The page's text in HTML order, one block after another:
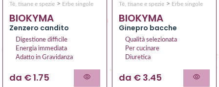
Tè, tisane e spezie > Erbe singole
BIOKYMA
Zenzero candito
Digestione difficile
Energia immediata
Adatto in Gravidanza
da € 1.75
Tè, tisane e spezie > Erbe singole
BIOKYMA
Ginepro bacche
Qualità selezionata
Per cucinare
Diuretica
da € 3.45